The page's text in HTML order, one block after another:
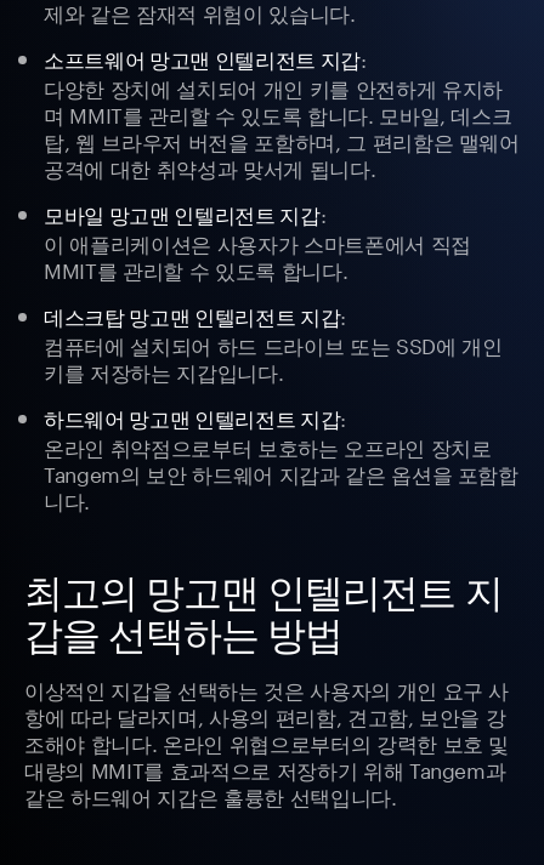
제와 같은 잠재적 위험이 있습니다.
소프트웨어 망고맨 인텔리전트 지갑:
다양한 장치에 설치되어 개인 키를 안전하게 유지하
며 MMIT를 관리할 수 있도록 합니다. 모바일, 데스크
탑, 웹 브라우저 버전을 포함하며, 그 편리함은 맬웨어
공격에 대한 취약성과 맞서게 됩니다.
모바일 망고맨 인텔리전트 지갑:
이 애플리케이션은 사용자가 스마트폰에서 직접
MMIT를 관리할 수 있도록 합니다.
데스크탑 망고맨 인텔리전트 지갑:
컴퓨터에 설치되어 하드 드라이브 또는 SSD에 개인
키를 저장하는 지갑입니다.
하드웨어 망고맨 인텔리전트 지갑:
온라인 취약점으로부터 보호하는 오프라인 장치로
Tangem의 보안 하드웨어 지갑과 같은 옵션을 포함합
니다.
최고의 망고맨 인텔리전트 지
갑을 선택하는 방법
이상적인 지갑을 선택하는 것은 사용자의 개인 요구 사
항에 따라 달라지며, 사용의 편리함, 견고함, 보안을 강
조해야 합니다. 온라인 위협으로부터의 강력한 보호 및
대량의 MMIT를 효과적으로 저장하기 위해 Tangem과
같은 하드웨어 지갑은 훌륭한 선택입니다.